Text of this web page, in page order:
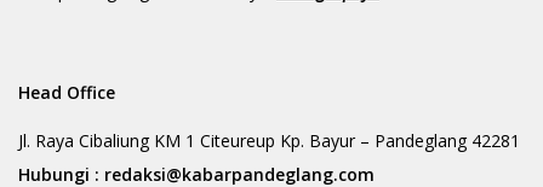
Head Office
Jl. Raya Cibaliung KM 1 Citeureup Kp. Bayur – Pandeglang 42281
Hubungi : redaksi@kabarpandeglang.com